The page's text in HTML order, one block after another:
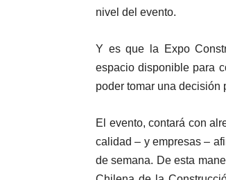
nivel del evento.
Y es que la Expo
espacio disponible para
poder tomar una decisión
El evento, contará con
calidad – y empresas –
de semana. De esta